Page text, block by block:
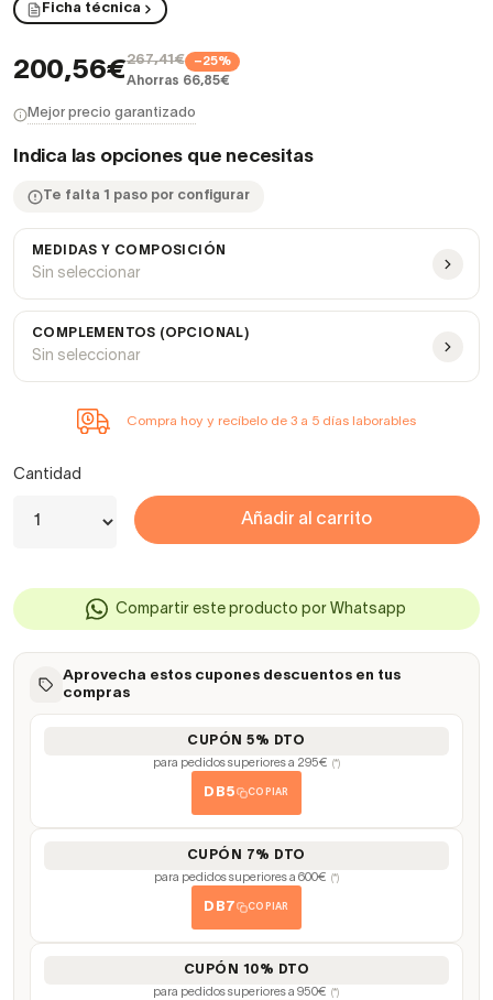
Ficha técnica
200,56€267,41€ −25%
Ahorras 66,85€
Mejor precio garantizado
Indica las opciones que necesitas
Te falta 1 paso por configurar
MEDIDAS Y COMPOSICIÓN
Sin seleccionar
COMPLEMENTOS (OPCIONAL)
Sin seleccionar
Compra hoy y recíbelo de 3 a 5 días laborables
Cantidad
Añadir al carrito
Compartir este producto por Whatsapp
Aprovecha estos cupones descuentos en tus
compras
CUPÓN 5% DTO
para pedidos superiores a 295€ (*)
DB5 COPIAR
CUPÓN 7% DTO
para pedidos superiores a 600€ (*)
DB7 COPIAR
CUPÓN 10% DTO
para pedidos superiores a 950€ (*)